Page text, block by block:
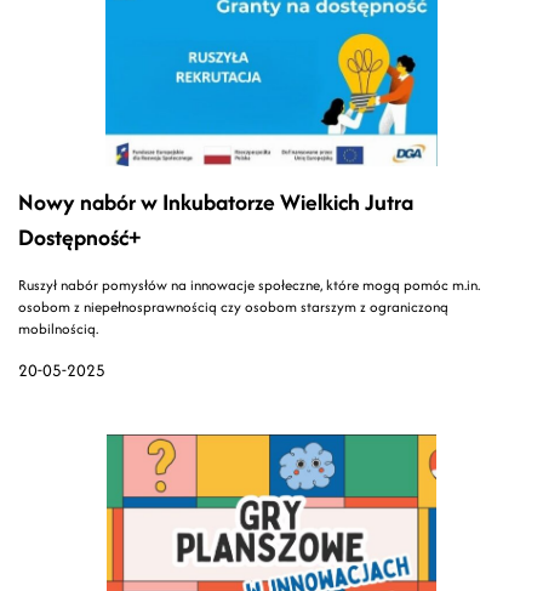
20-05-2025
Nowy nabór w Inkubatorze Wielkich Jutra
Dostępność+
Ruszył nabór pomysłów na innowacje społeczne, które mogą pomóc m.in.
osobom z niepełnosprawnością czy osobom starszym z ograniczoną
mobilnością.